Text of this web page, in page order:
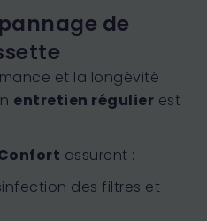
de
et la longévité
entretien régulier est
assurent :
des filtres et